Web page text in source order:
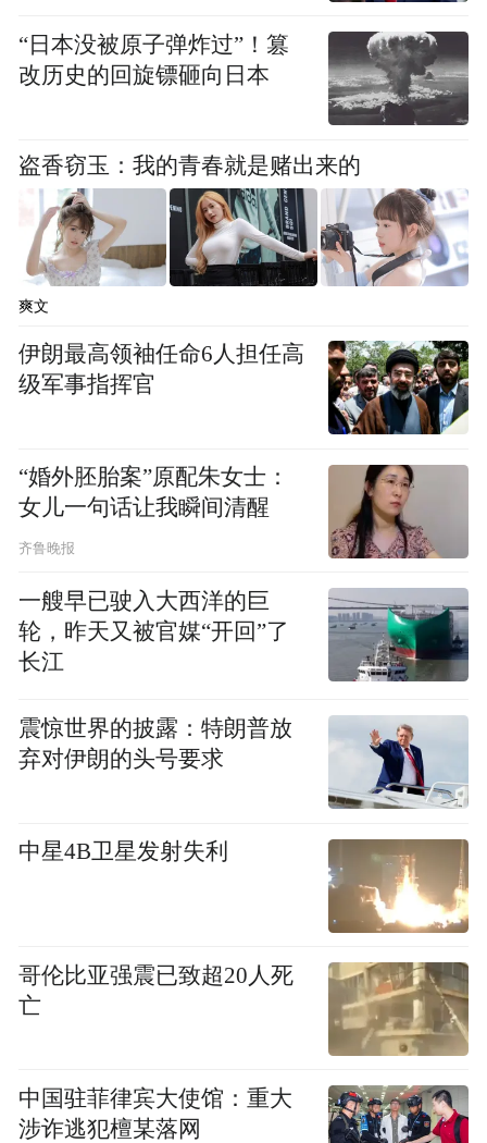
四是强化经营活动监管，落实将义务教育阶
段学科类校外培训收费纳入政府指导价管理
标准，坚決遏制过高收费和过度逐利行为。
全面落实学科类校外培训机构预收费管理办
法。
五是严禁资本化运作，严格落实中央有关要
求，学科类培训机构一律不得上市融资。
六是加强校外培训广告管理等。
北京市教委介绍，北京市的“双减”目标为校
内校外双向发力，稳妥推进，分步实施，确
保学生过重作业负担和校外培训负担、家庭
教育支出和家长相应精力负担于2021年底前
有效减轻、两年内成效显著，人民群众教育
满意度明显提升。
此外在校内服务提质增效方面，强化学校育
人主体地位，从根本上满足学生多样化教育
需求。小学一年级坚持“零起点”教学，学校
划分重点班、实验班。
4大类岗位，助教培员工转岗转业
8月17日，智联招聘发布的《2021教培行业人
才市场分析报告》显示，面临“双减”的落
是成为全国第一批试点城市。平台大数据显
“日本没被原子弹炸过”！篡
改历史的回旋镖砸向日本
盗香窃玉：我的青春就是赌出来的
爽文
伊朗最高领袖任命6人担任高
级军事指挥官
“婚外胚胎案”原配朱女士：
女儿一句话让我瞬间清醒
齐鲁晚报
一艘早已驶入大西洋的巨
轮，昨天又被官媒“开回”了
长江
震惊世界的披露：特朗普放
弃对伊朗的头号要求
中星4B卫星发射失利
哥伦比亚强震已致超20人死
亡
中国驻菲律宾大使馆：重大
涉诈逃犯檀某落网